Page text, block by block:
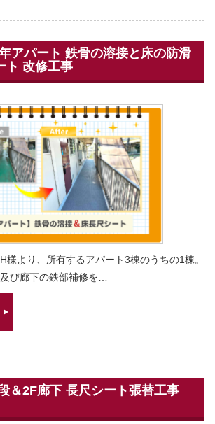
アパート 鉄骨の溶接と床の防滑
ト 改修工事
様より、所有するアパート3棟のうちの1棟。
び廊下の鉄部補修を…
＆2F廊下 長尺シート張替工事